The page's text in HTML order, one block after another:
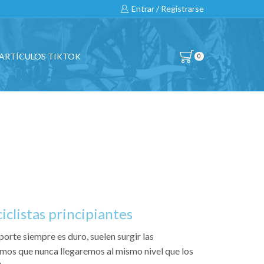
Entrar / Registrarse
TIKTOK 0
principiantes
siempre es duro, suelen surgir las
que nunca llegaremos al mismo nivel que los